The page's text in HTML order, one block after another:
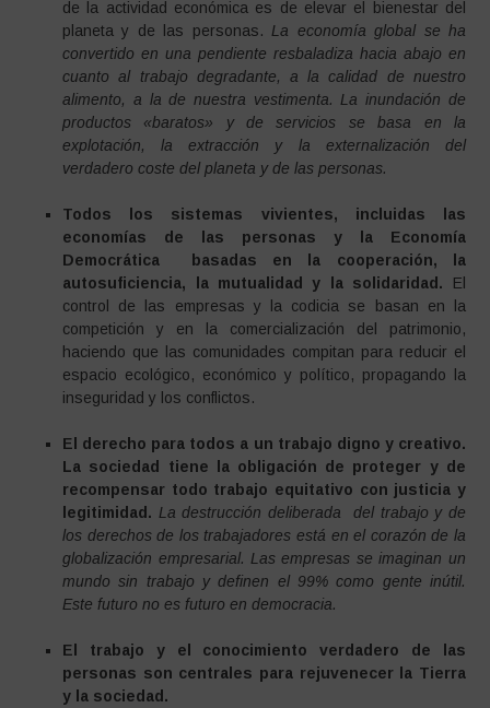
de la actividad económica es de elevar el bienestar del
planeta y de las personas. La economía global se ha
convertido en una pendiente resbaladiza hacia abajo en
cuanto al trabajo degradante, a la calidad de nuestro
alimento, a la de nuestra vestimenta. La inundación de
productos «baratos» y de servicios se basa en la
explotación, la extracción y la externalización del
verdadero coste del planeta y de las personas.
Todos los sistemas vivientes, incluidas las
economías de las personas y la Economía
Democrática basadas en la cooperación, la
autosuficiencia, la mutualidad y la solidaridad. El
control de las empresas y la codicia se basan en la
competición y en la comercialización del patrimonio,
haciendo que las comunidades compitan para reducir el
espacio ecológico, económico y político, propagando la
inseguridad y los conflictos.
El derecho para todos a un trabajo digno y creativo.
La sociedad tiene la obligación de proteger y de
recompensar todo trabajo equitativo con justicia y
legitimidad. La destrucción deliberada del trabajo y de
los derechos de los trabajadores está en el corazón de la
globalización empresarial. Las empresas se imaginan un
mundo sin trabajo y definen el 99% como gente inútil.
Este futuro no es futuro en democracia.
El trabajo y el conocimiento verdadero de las
personas son centrales para rejuvenecer la Tierra
y la sociedad.